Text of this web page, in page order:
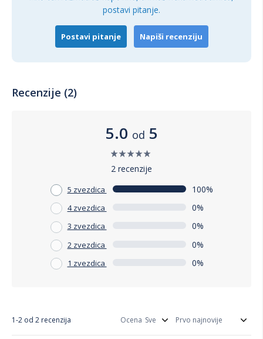
preciznost i moderan dizajn čine ga neophodnim dodatkom
vašem setu za negu kose.
postavi pitanje.
Postavi pitanje Napiši recenziju
Recenzije (2)
5.0 od 5
2 recenzije
5 zvezdica 100%
4 zvezdica 0%
3 zvezdica 0%
2 zvezdica 0%
1 zvezdica 0%
1-2 od 2 recenzija Ocena